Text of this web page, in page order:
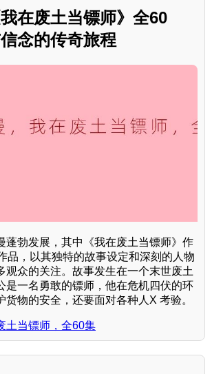
在废土当镖师》全60
念的传奇旅程
蓬勃发展，其中《我在废土当镖师》作
品，以其独特的故事设定和深刻的人物
观众的关注。故事发生在一个末世废土
是一名勇敢的镖师，他在危机四伏的环
货物的安全，还要面对各种人X 考验。
土当镖师，全60集